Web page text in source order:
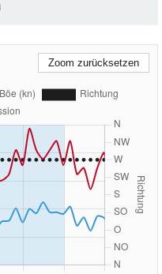
Zoom zurücksetzen